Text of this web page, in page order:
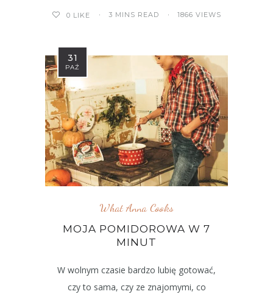
0 LIKE 3 MINS READ 1866 VIEWS
31
PAŹ
What Anna Cooks
MOJA POMIDOROWA W 7
MINUT
W wolnym czasie bardzo lubię gotować,
czy to sama, czy ze znajomymi, co